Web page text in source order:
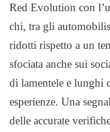
Red Evolution con
chi, tra gli
ridotti rispetto a un
sfociata anche sui
di lamentele e lunghi
esperienze. Una
delle accurate